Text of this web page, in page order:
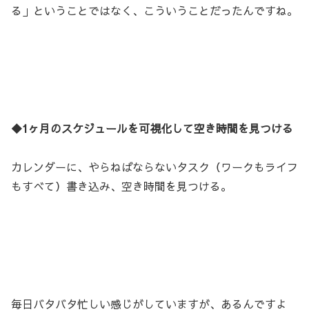
る」ということではなく、こういうことだったんですね。
◆1ヶ月のスケジュールを可視化して空き時間を見つける
カレンダーに、やらねばならないタスク（ワークもライフ
もすべて）書き込み、空き時間を見つける。
毎日バタバタ忙しい感じがしていますが、あるんですよ